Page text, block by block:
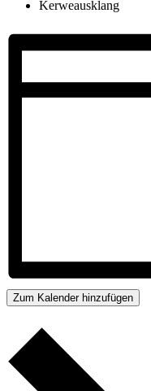
Kerweausklang
Zum Kalender hinzufügen